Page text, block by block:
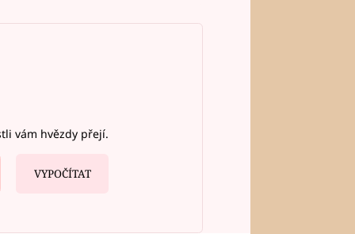
vám hvězdy přejí.
VYPOČÍTAT